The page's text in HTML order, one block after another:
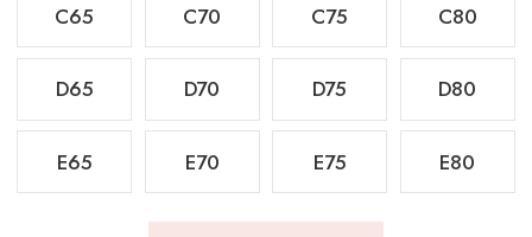
C65 C70 C75 C80
D65 D70 D75 D80
E65 E70 E75 E80